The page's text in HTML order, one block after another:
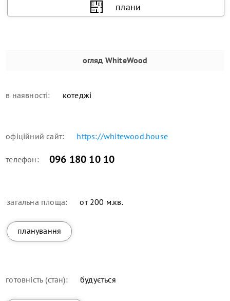
плани
огляд WhiteWood
в наявності: котеджі
офіційний сайт: https://whitewood.house
телефон: 096 180 10 10
загальна площа: от 200 м.кв.
планування
готовність (стан): будується